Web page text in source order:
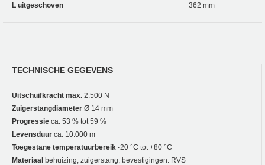
L uitgeschoven
362 mm
TECHNISCHE GEGEVENS
Uitschuifkracht max. 2.500 N
Zuigerstangdiameter Ø 14 mm
Progressie ca. 53 % tot 59 %
Levensduur ca. 10.000 m
Toegestane temperatuurbereik -20 °C tot +80 °C
Materiaal behuizing, zuigerstang, bevestigingen: RVS